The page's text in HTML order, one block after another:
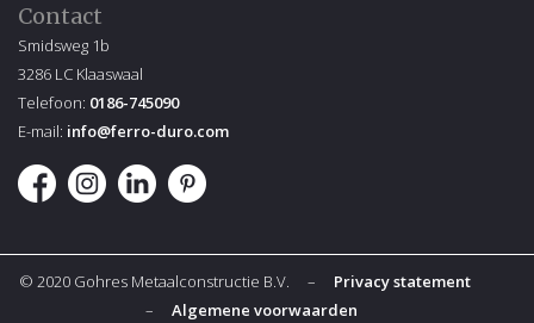
Contact
Smidsweg 1b
3286 LC Klaaswaal
Telefoon: 0186-745090
E-mail: info@ferro-duro.com
© 2020 Gohres Metaalconstructie B.V. – Privacy statement
–Algemene voorwaarden